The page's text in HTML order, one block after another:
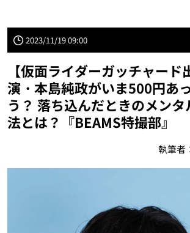
2023/11/19 09:00
【仮面ライダーガッチャード
演・本島純政がいま500円あ
う？ 落ち込んだときのメン
法とは？『BEAMS特撮部』
執筆者